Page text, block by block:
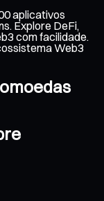
aplicativos
Explore DeFi,
com facilidade.
Web3